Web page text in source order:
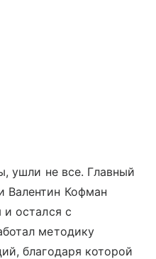
ушли не все. Главный
Валентин Кофман
и остался с
методику
благодаря которой